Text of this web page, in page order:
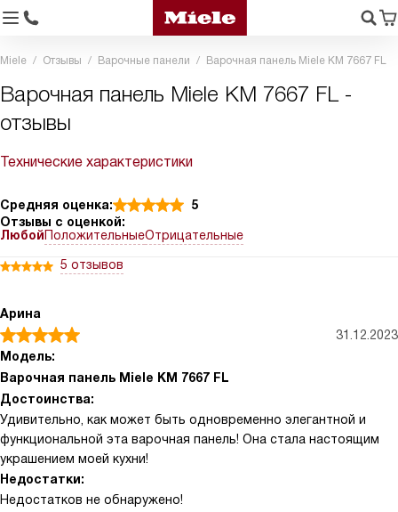
Miele Отзывы Варочные панели Варочная панель Miele KM 7667 FL
Варочная панель Miele KM 7667 FL -
отзывы
Технические характеристики
Средняя оценка:
5
Отзывы с оценкой:
ЛюбойПоложительныеОтрицательные
5 отзывов
Арина
31.12.2023
Модель:
Варочная панель Miele KM 7667 FL
Достоинства:
Удивительно, как может быть одновременно элегантной и
функциональной эта варочная панель! Она стала настоящим
украшением моей кухни!
Недостатки:
Недостатков не обнаружено!